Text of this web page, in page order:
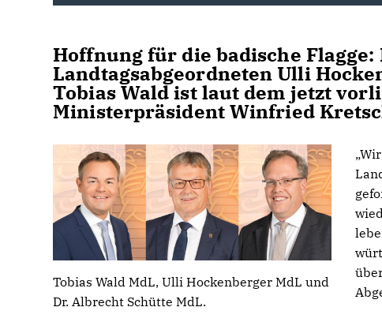
Hoffnung für die badische
Landtagsabgeordneten Ulli
Tobias Wald ist laut dem jetzt
Ministerpräsident Winfried
Tobias Wald MdL, Ulli Hockenberger MdL und
Dr. Albrecht Schütte MdL.
Wir